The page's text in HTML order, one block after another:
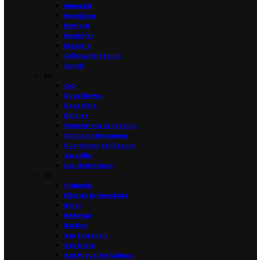
Almoradí
Benejúzar
Benferri
Benijófar
Bigastro
Callosa de Segura
Catral
Cox
Daya Nueva
Daya Vieja
Dolores
Formentera del Segura
Granja de Rocamora
Guardamar del Segura
Jacarilla
Los Montesinos
Orihuela
Pilar de la Horadada
Rafal
Redován
Rojales
San Fulgencio
San Isidro
San Miguel de Salinas